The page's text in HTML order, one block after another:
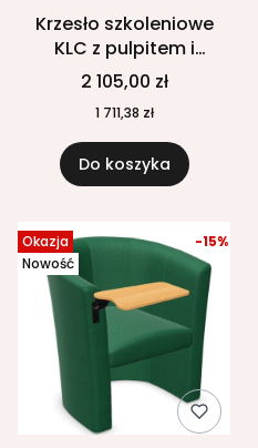
Krzesło szkoleniowe
KLC z pulpitem i
schowkiem_mobilne_
uczelniane
2 105,00 zł
1 711,38 zł
Do koszyka
Okazja
Nowość
-15%